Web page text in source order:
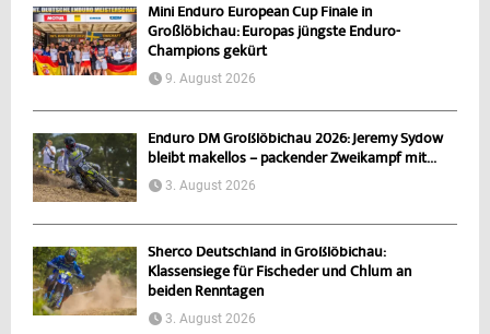
Mini Enduro European Cup Finale in
Großlöbichau: Europas jüngste Enduro-
Champions gekürt
9. August 2026
Enduro DM Großlöbichau 2026: Jeremy Sydow
bleibt makellos – packender Zweikampf mit...
3. August 2026
Sherco Deutschland in Großlöbichau:
Klassensiege für Fischeder und Chlum an
beiden Renntagen
3. August 2026